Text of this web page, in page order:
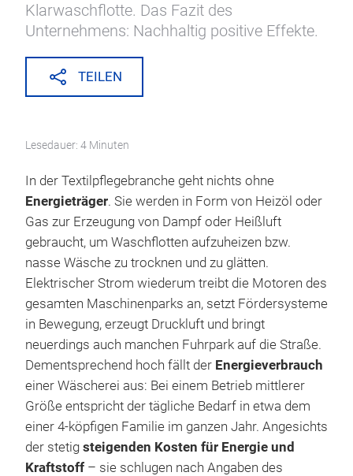
Klarwaschflotte. Das Fazit des
Unternehmens: Nachhaltig positive Effekte.
TEILEN
Lesedauer: 4 Minuten
In der Textilpflegebranche geht nichts ohne
Energieträger. Sie werden in Form von Heizöl oder
Gas zur Erzeugung von Dampf oder Heißluft
gebraucht, um Waschflotten aufzuheizen bzw.
nasse Wäsche zu trocknen und zu glätten.
Elektrischer Strom wiederum treibt die Motoren des
gesamten Maschinenparks an, setzt Fördersysteme
in Bewegung, erzeugt Druckluft und bringt
neuerdings auch manchen Fuhrpark auf die Straße.
Dementsprechend hoch fällt der Energieverbrauch
einer Wäscherei aus: Bei einem Betrieb mittlerer
Größe entspricht der tägliche Bedarf in etwa dem
einer 4-köpfigen Familie im ganzen Jahr. Angesichts
der stetig steigenden Kosten für Energie und
Kraftstoff – sie schlugen nach Angaben des